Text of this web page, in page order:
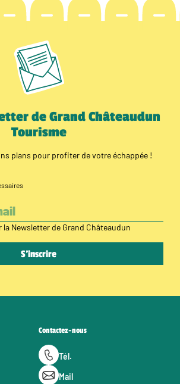
de Grand Châteaudun
Tourisme
plans pour profiter de votre échappée !
la Newsletter de Grand Châteaudun
Contactez-nous
Tél.
Mail